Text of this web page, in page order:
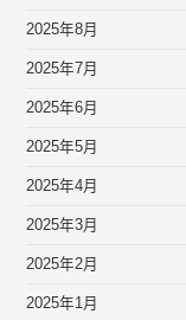
2025年8月
2025年7月
2025年6月
2025年5月
2025年4月
2025年3月
2025年2月
2025年1月